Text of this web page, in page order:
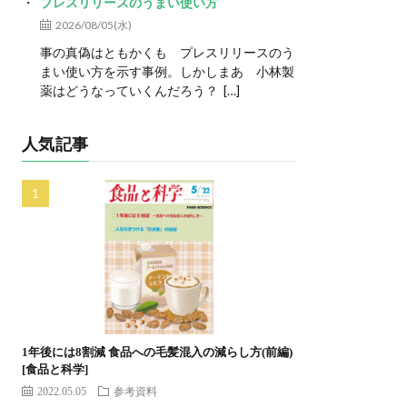
2026/08/05(水)
事の真偽はともかくも プレスリリースのう
まい使い方を示す事例。しかしまあ 小林製
薬はどうなっていくんだろう？ […]
人気記事
1年後には8割減 食品への毛髪混入の減らし方(前編)
[食品と科学]
2022.05.05 参考資料